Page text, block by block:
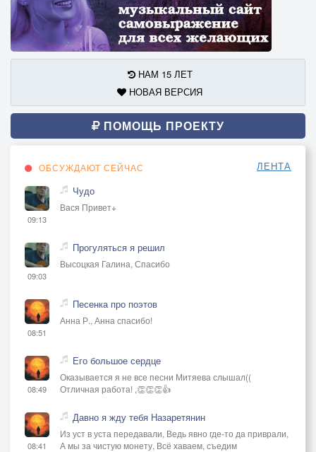
НАМ 15 ЛЕТ
НОВАЯ ВЕРСИЯ
ПОМОЩЬ ПРОЕКТУ
ОБСУЖДАЮТ СЕЙЧАС ЛЕНТА
09:13
Чудо
Вася Привет+
09:03
Прогуляться я решил
Высоцкая Галина, Спасибо
08:51
Песенка про поэтов
Анна Р., Анна спасибо!
08:49
Его большое сердце
Оказывается я не все песни Митяева слышал((
Отличная работа! ,👏👏👏👍
08:41
Давно я жду тебя Назаретянин
Из уст в уста передавали, Ведь явно где-то да приврали,
А мы за чистую монету, Всё хаваем, съедим